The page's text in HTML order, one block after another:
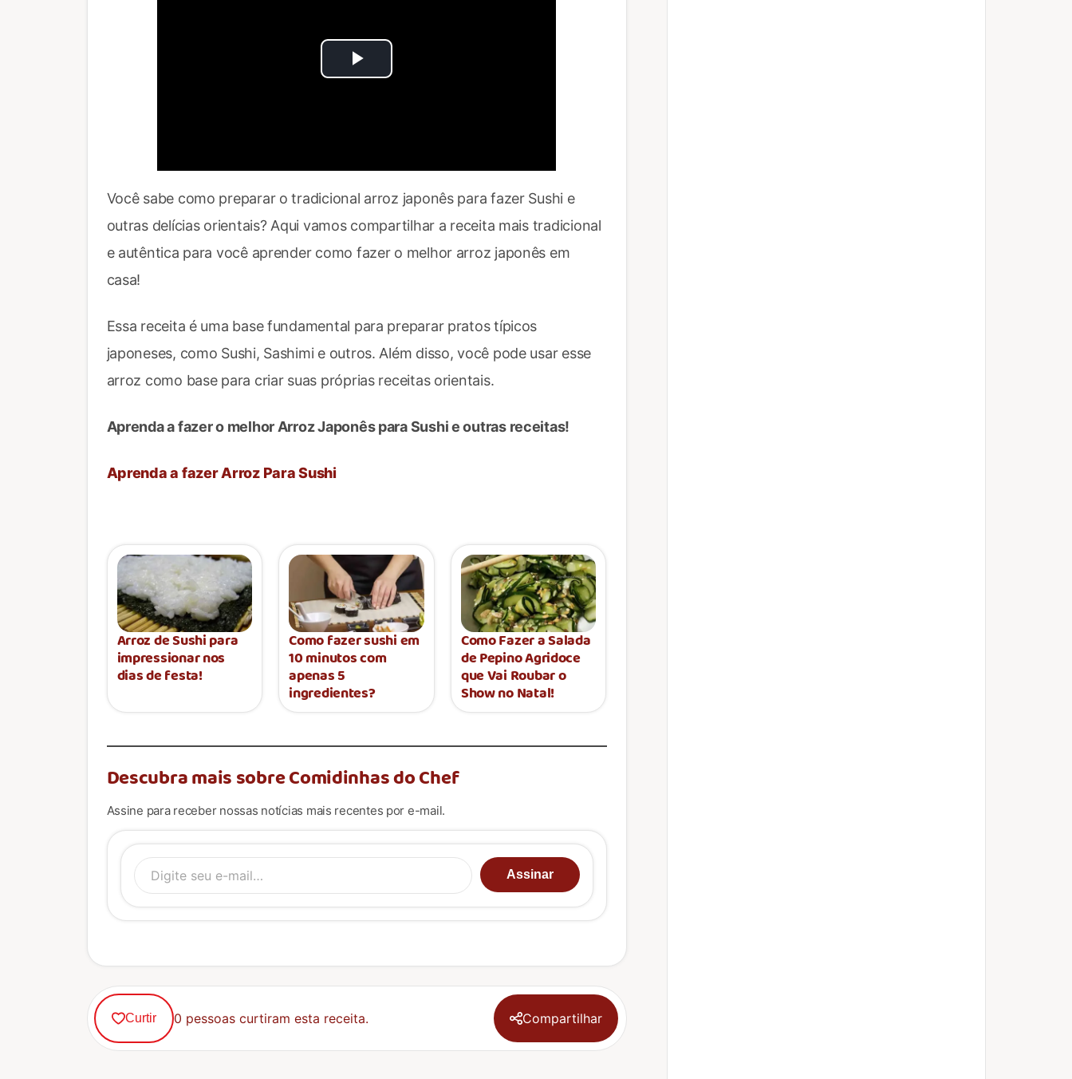
Play
Você sabe como preparar o tradicional arroz japonês para fazer Sushi e
outras delícias orientais? Aqui vamos compartilhar a receita mais tradicional
e autêntica para você aprender como fazer o melhor arroz japonês em
casa!
Essa receita é uma base fundamental para preparar pratos típicos
japoneses, como Sushi, Sashimi e outros. Além disso, você pode usar esse
arroz como base para criar suas próprias receitas orientais.
Aprenda a fazer o melhor Arroz Japonês para Sushi e outras receitas!
Aprenda a fazer Arroz Para Sushi
Arroz de Sushi para
impressionar nos
dias de festa!
Como fazer sushi em
10 minutos com
apenas 5
ingredientes?
Como Fazer a Salada
de Pepino Agridoce
que Vai Roubar o
Show no Natal!
Descubra mais sobre Comidinhas do Chef
Assine para receber nossas notícias mais recentes por e-mail.
Digite seu e-mail…
Assinar
Curtir 0 pessoas curtiram esta receita. Compartilhar